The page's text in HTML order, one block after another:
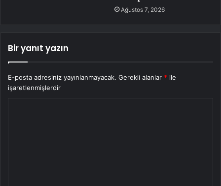
Ağustos 7, 2026
Bir yanıt yazın
E-posta adresiniz yayınlanmayacak. Gerekli alanlar * ile
işaretlenmişlerdir